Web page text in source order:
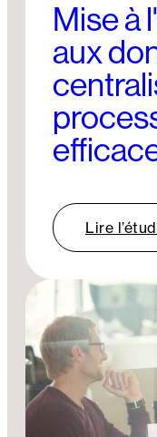
Mise à
aux
Lire